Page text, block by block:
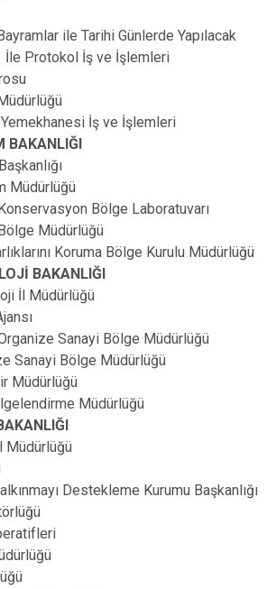
ile Tarihi Günlerde Yapılacak
Protokol İş ve İşlemleri
İş ve İşlemleri
BAKANLIĞI
Müdürlüğü
Bölge Laboratuvarı
Müdürlüğü
Koruma Bölge Kurulu Müdürlüğü
BAKANLIĞI
İl Müdürlüğü
Sanayi Bölge Müdürlüğü
Sanayi Bölge Müdürlüğü
Müdürlüğü
Müdürlüğü
Müdürlüğü
Destekleme Kurumu Başkanlığı